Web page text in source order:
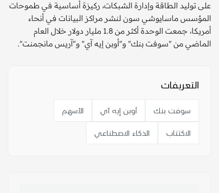
على توليد الطاقة وإدارة الشبكات، ركيزة أساسية في طموحات
المؤسس ماسايوشي سون لنشر مراكز البيانات في أنحاء
أمريكا، جمعت الوحدة أكثر من 1.8 مليار دولار خلال العام
الماضي من "سوفت بنك" و"أوبن إيه آي" و"آريس مانجمنت".
التعريفات
سوفت بنك أوبن إيه آي الأسهم
الاكتتاب الذكاء الاصطناعي